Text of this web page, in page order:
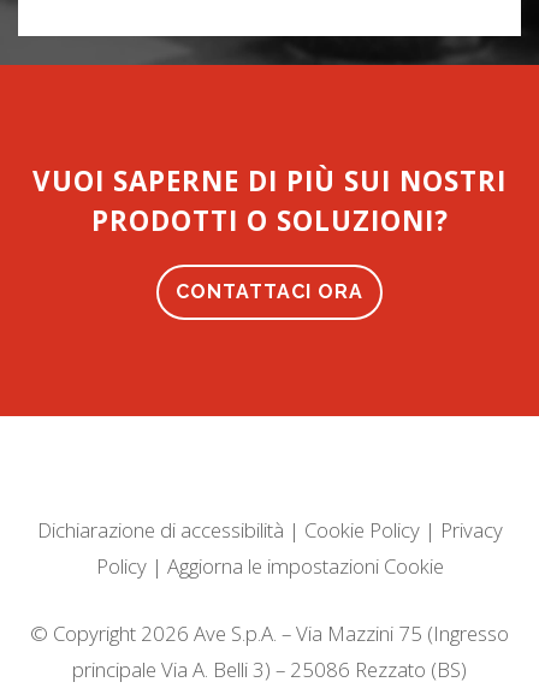
VUOI SAPERNE DI PIÙ SUI NOSTRI
PRODOTTI O SOLUZIONI?
CONTATTACI ORA
Dichiarazione di accessibilità | Cookie Policy| Privacy
Policy| Aggiorna le impostazioni Cookie
© Copyright 2026 Ave S.p.A. – Via Mazzini 75 (Ingresso
principale Via A. Belli 3) – 25086 Rezzato (BS)